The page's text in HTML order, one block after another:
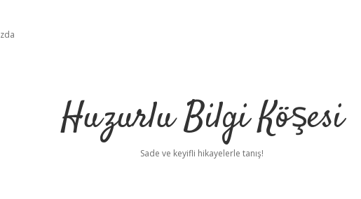
Huzurlu Bilgi Köşesi
Sade ve keyifli hikayelerle tanış!